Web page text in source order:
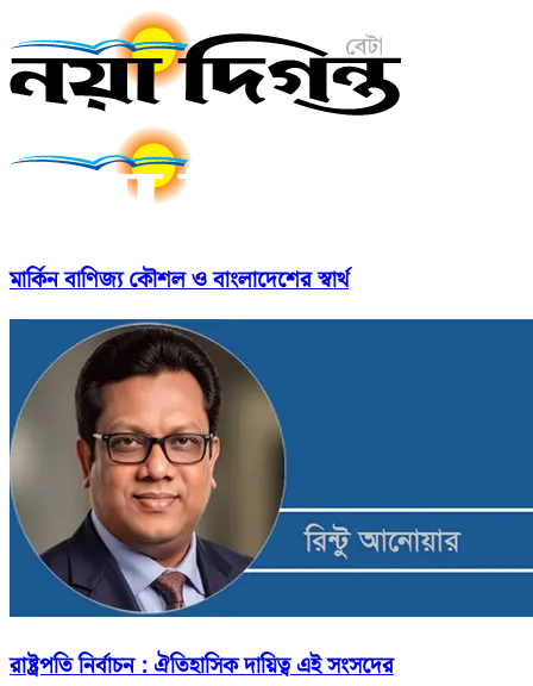
মার্কিন বাণিজ্য কৌশল ও বাংলাদেশের স্বার্থ
রাষ্ট্রপতি নির্বাচন : ঐতিহাসিক দায়িত্ব এই সংসদের